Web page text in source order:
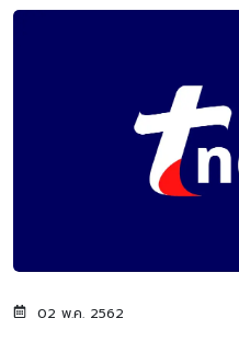
02 พ.ค. 2562